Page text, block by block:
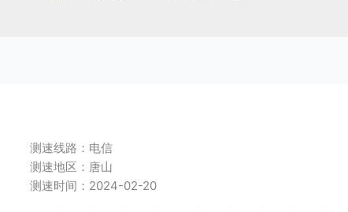
测速线路： 电信
测速地区： 唐山
测速时间： 2024-02-20